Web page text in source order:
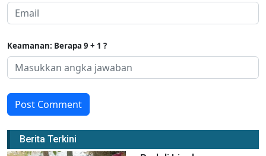
Keamanan: Berapa 9 + 1 ?
Post Comment
Berita Terkini